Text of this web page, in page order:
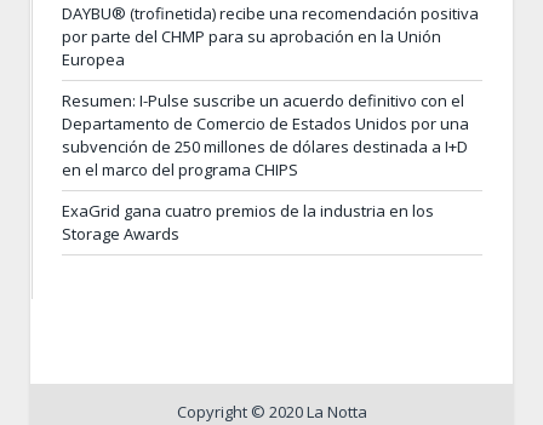
DAYBU® (trofinetida) recibe una recomendación positiva
por parte del CHMP para su aprobación en la Unión
Europea
Resumen: I-Pulse suscribe un acuerdo definitivo con el
Departamento de Comercio de Estados Unidos por una
subvención de 250 millones de dólares destinada a I+D
en el marco del programa CHIPS
ExaGrid gana cuatro premios de la industria en los
Storage Awards
Copyright © 2020 La Notta